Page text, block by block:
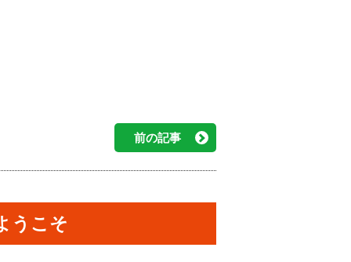
前の記事
うこそ